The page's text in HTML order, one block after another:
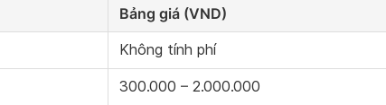
Bảng giá (VND)
Không tính phí
300.000 – 2.000.000